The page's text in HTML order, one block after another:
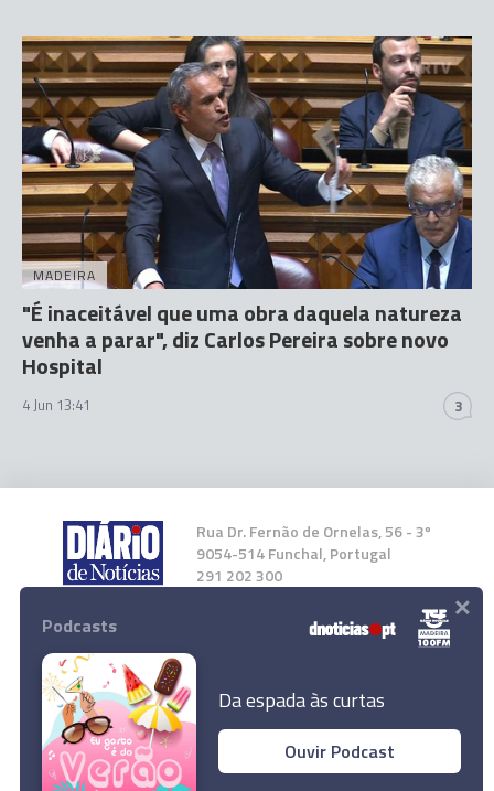
MADEIRA
"É inaceitável que uma obra daquela natureza
venha a parar", diz Carlos Pereira sobre novo
Hospital
4 Jun 13:41 3
Rua Dr. Fernão de Ornelas, 56 - 3º
9054-514 Funchal, Portugal
291 202 300
Instale a nossa App
© 2026 Empresa Diário de Notícias, Lda.
Podcasts
Da espada às curtas
Ouvir Podcast
×